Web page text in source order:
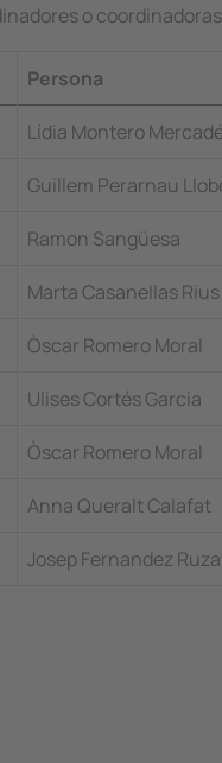
o
Persona
Lídia Montero
Guillem Perarnau
Ramon Sangüesa
Marta Casanellas Rius
Òscar Romero Moral
Ulises Cortés Garcia
Òscar Romero Moral
Anna Queralt Calafat
Josep Fernandez